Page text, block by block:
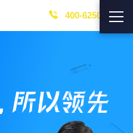
400-6250-219